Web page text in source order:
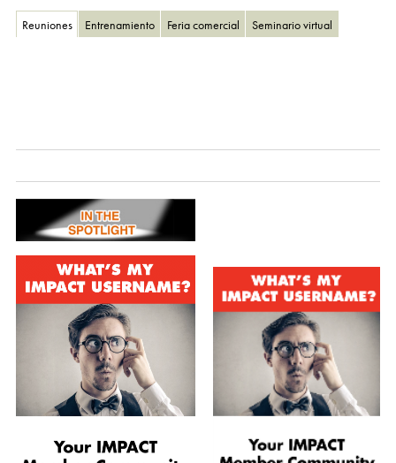
Reuniones Entrenamiento Feria comercial Seminario virtual